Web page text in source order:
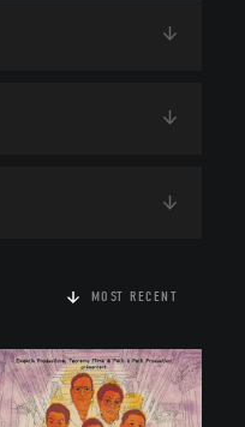
MOST RECENT